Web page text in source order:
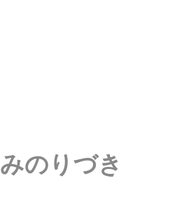
みのりづき